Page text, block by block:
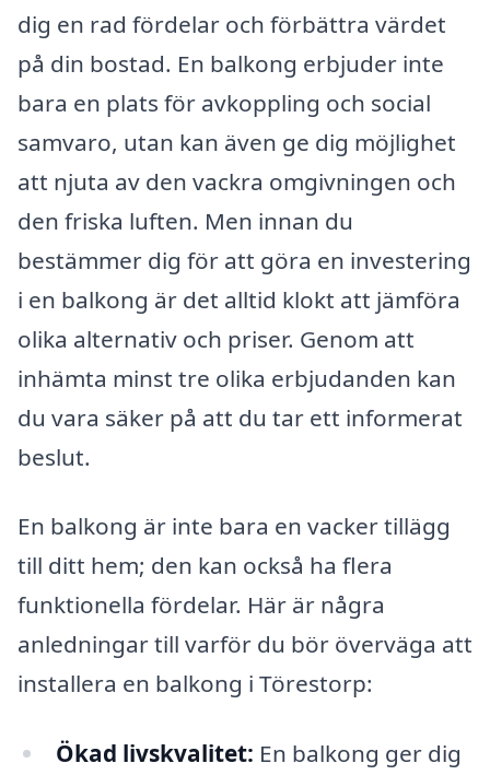
dig en rad fördelar och förbättra värdet
på din bostad. En balkong erbjuder inte
bara en plats för avkoppling och social
samvaro, utan kan även ge dig möjlighet
att njuta av den vackra omgivningen och
den friska luften. Men innan du
bestämmer dig för att göra en investering
i en balkong är det alltid klokt att jämföra
olika alternativ och priser. Genom att
inhämta minst tre olika erbjudanden kan
du vara säker på att du tar ett informerat
beslut.
En balkong är inte bara en vacker tillägg
till ditt hem; den kan också ha flera
funktionella fördelar. Här är några
anledningar till varför du bör överväga att
installera en balkong i Törestorp:
Ökad livskvalitet: En balkong ger dig